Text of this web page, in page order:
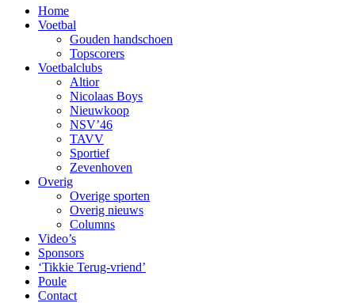
Home
Voetbal
Gouden handschoen
Topscorers
Voetbalclubs
Altior
Nicolaas Boys
Nieuwkoop
NSV’46
TAVV
Sportief
Zevenhoven
Overig
Overige sporten
Overig nieuws
Columns
Video’s
Sponsors
‘Tikkie Terug-vriend’
Poule
Contact